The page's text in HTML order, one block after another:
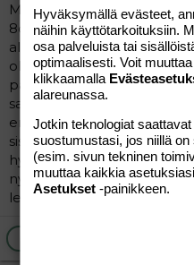
Mulla tehtiin hätäsektio
8cm..melkein pyörryin
alkoi puskea itseään
ollut kuin kiireesti
päivänä tuli kertaamaan
sanoi että olen onnellinen
ennenvanhaan olisi lapsi
sisältäni ja siinä olisi
hyvin todennäköisesti
nykyaikana kehittynyt
leikattua jos tulee tarvetta
Hyväksymällä evästeet,
näihin käyttötarkoituksiin.
osa palveluista tai
optimaalisesti. Voit
klikkaamalla
alareunassa.
Jotkin teknologiat
suostumustasi, jos niillä
(esim. sivun tekninen
muuttaa kaikkia
Asetukset -painikkeen.